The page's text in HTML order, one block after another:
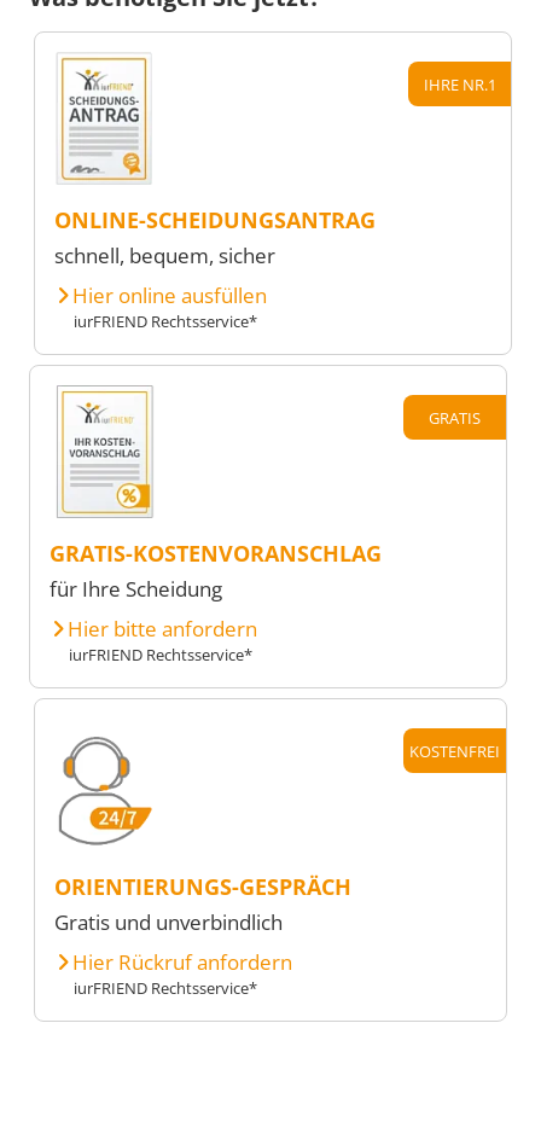
IHRE NR.1
ONLINE-SCHEIDUNGSANTRAG
schnell, bequem, sicher
Hier online ausfüllen
iurFRIEND Rechtsservice*
GRATIS
GRATIS-KOSTENVORANSCHLAG
für Ihre Scheidung
Hier bitte anfordern
iurFRIEND Rechtsservice*
KOSTENFREI
ORIENTIERUNGS-GESPRÄCH
Gratis und unverbindlich
Hier Rückruf anfordern
iurFRIEND Rechtsservice*